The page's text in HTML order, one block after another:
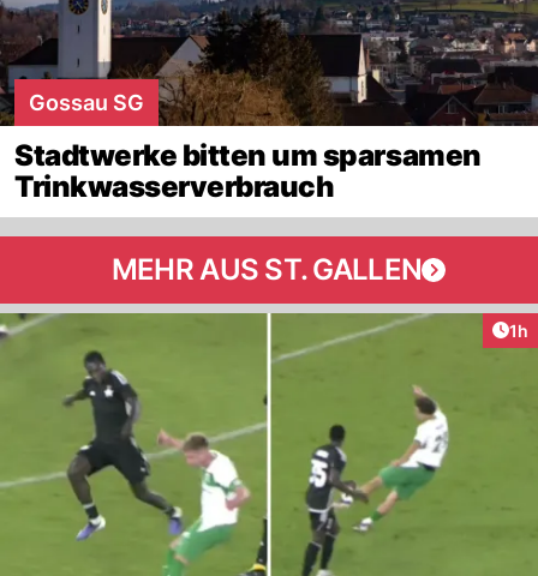
Gossau SG
Stadtwerke bitten um sparsamen
Trinkwasserverbrauch
MEHR AUS ST. GALLEN
1h